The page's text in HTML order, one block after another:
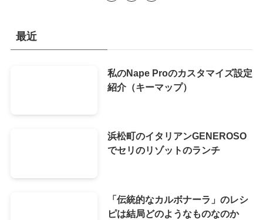
最近
私のNape Proのカスタマイズ設定
紹介（キーマップ）
浜松町のイタリアンGENEROSO
でセリのリゾットのランチ
「伝統的なカルボナーラ」のレシ
ピは結局どのようなものなのか